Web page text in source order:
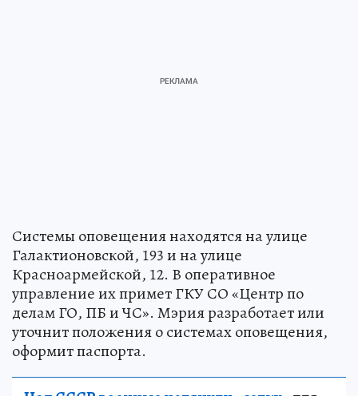
Системы оповещения находятся на улице
Галактионовской, 193 и на улице
Красноармейской, 12. В оперативное
управление их примет ГКУ СО «Центр по
делам ГО, ПБ и ЧС». Мэрия разработает или
уточнит положения о системах оповещения,
оформит паспорта.